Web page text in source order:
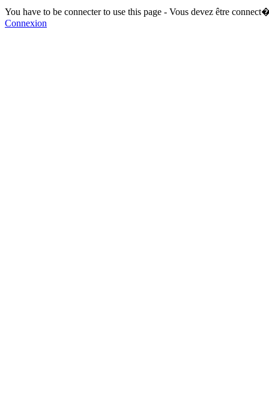
You have to be connecter to use this page - Vous devez être
Connexion